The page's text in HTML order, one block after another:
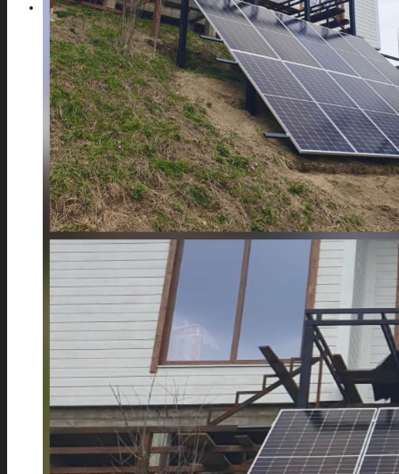
Готовые решения-2